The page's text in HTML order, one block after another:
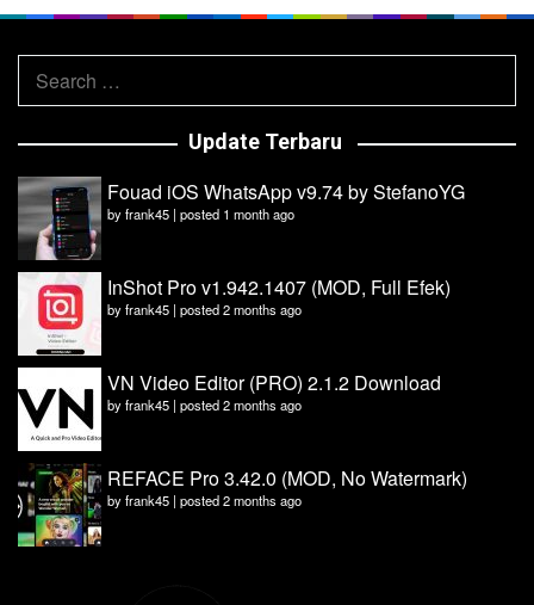
Search
for:
Update Terbaru
Fouad iOS WhatsApp v9.74 by StefanoYG
byfrank45 | posted 1 month ago
InShot Pro v1.942.1407 (MOD, Full Efek)
byfrank45 | posted 2 months ago
VN Video Editor (PRO) 2.1.2 Download
byfrank45 | posted 2 months ago
REFACE Pro 3.42.0 (MOD, No Watermark)
byfrank45 | posted 2 months ago